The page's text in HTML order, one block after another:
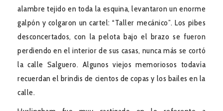
alambre tejido en toda la esquina, levantaron un enorme
galpón y colgaron un cartel: “Taller mecánico”. Los pibes
desconcertados, con la pelota bajo el brazo se fueron
perdiendo en el interior de sus casas, nunca más se cortó
la calle Salguero. Algunos viejos memoriosos todavía
recuerdan el brindis de cientos de copas y los bailes en la
calle.